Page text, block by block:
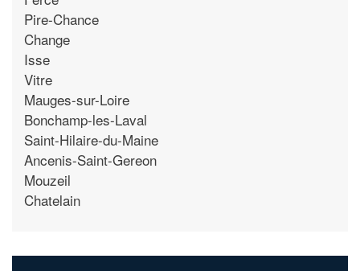
Pire-Chance
Change
Isse
Vitre
Mauges-sur-Loire
Bonchamp-les-Laval
Saint-Hilaire-du-Maine
Ancenis-Saint-Gereon
Mouzeil
Chatelain